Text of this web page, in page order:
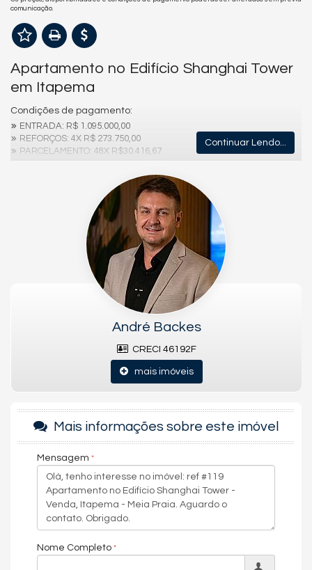
comunicação.
Apartamento no Edifício Shanghai Tower
em Itapema
Condições de pagamento:
ENTRADA: R$ 1.095.000,00
REFORÇOS: 4X R$ 273.750,00
PARCELAMENTO: 48X R$30.416,67
Sacada com Churrasqueira
Características do Empreendimento
Entrada para Banhistas
Lounge
Hidromassagem
Continuar Lendo...
André Backes
CRECI 46192F
mais imóveis
Mais informações sobre este imóvel
Mensagem
Nome Completo